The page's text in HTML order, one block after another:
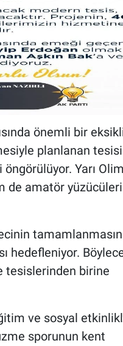
önemli bir
planlanan
Yarı
de amatör
hedefleniyor.
tesislerinden birine
ve sosyal
sporunun kent